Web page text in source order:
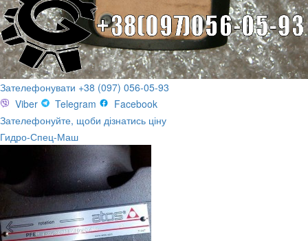
Зателефонувати +38 (097) 056-05-93
Viber
Telegram
Facebook
Зателефонуйте, щоби дізнатись ціну
Гидро-Спец-Маш